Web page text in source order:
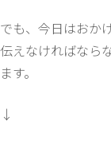
でも、今日はおか
伝えなければなら
ます。
↓